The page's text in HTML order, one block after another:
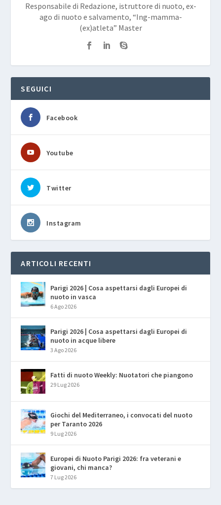
Responsabile di Redazione, istruttore di nuoto, ex-
ago di nuoto e salvamento, “Ing-mamma-
(ex)atleta” Master
SEGUICI
Facebook
Youtube
Twitter
Instagram
ARTICOLI RECENTI
Parigi 2026 | Cosa aspettarsi dagli Europei di
nuoto in vasca
6 Ago 2026
Parigi 2026 | Cosa aspettarsi dagli Europei di
nuoto in acque libere
3 Ago 2026
Fatti di nuoto Weekly: Nuotatori che piangono
29 Lug 2026
Giochi del Mediterraneo, i convocati del nuoto
per Taranto 2026
9 Lug 2026
Europei di Nuoto Parigi 2026: fra veterani e
giovani, chi manca?
7 Lug 2026